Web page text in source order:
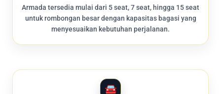
Armada tersedia mulai dari 5 seat, 7 seat, hingga 15 seat
untuk rombongan besar dengan kapasitas bagasi yang
menyesuaikan kebutuhan perjalanan.